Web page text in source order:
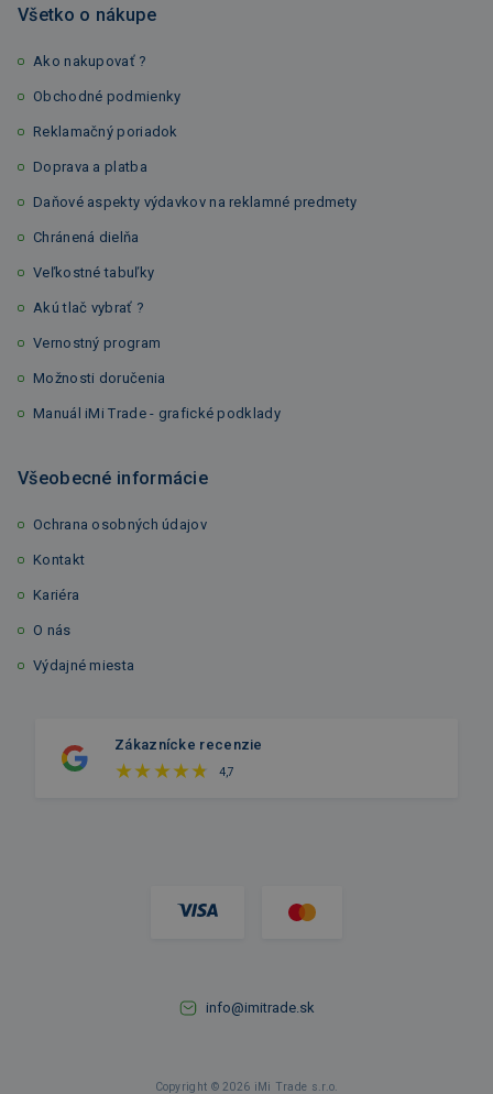
Všetko o nákupe
Ako nakupovať ?
Obchodné podmienky
Reklamačný poriadok
Doprava a platba
Daňové aspekty výdavkov na reklamné predmety
Chránená dielňa
Veľkostné tabuľky
Akú tlač vybrať ?
Vernostný program
Možnosti doručenia
Manuál iMi Trade - grafické podklady
Všeobecné informácie
Ochrana osobných údajov
Kontakt
Kariéra
O nás
Výdajné miesta
Zákaznícke recenzie
4,7
info@imitrade.sk
Copyright © 2026 iMi Trade s.r.o.